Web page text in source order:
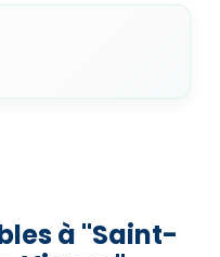
à "Saint-